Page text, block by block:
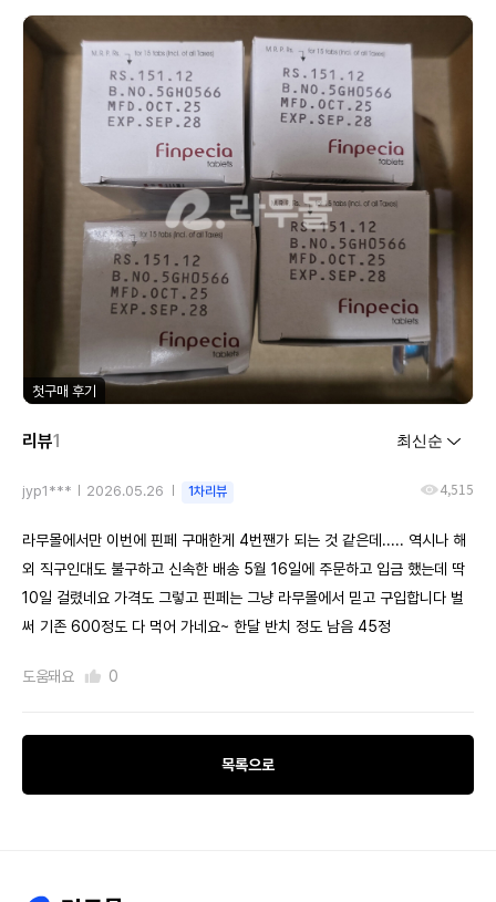
첫구매 후기
리뷰1
jyp1*** 2026.05.26 1차리뷰 4,515
라무몰에서만 이번에 핀페 구매한게 4번짼가 되는 것 같은데..... 역시나 해
외 직구인대도 불구하고 신속한 배송 5월 16일에 주문하고 입금 했는데 딱
10일 걸렸네요 가격도 그렇고 핀페는 그냥 라무몰에서 믿고 구입합니다 벌
써 기존 600정도 다 먹어 가네요~ 한달 반치 정도 남음 45정
도움돼요 0
목록으로